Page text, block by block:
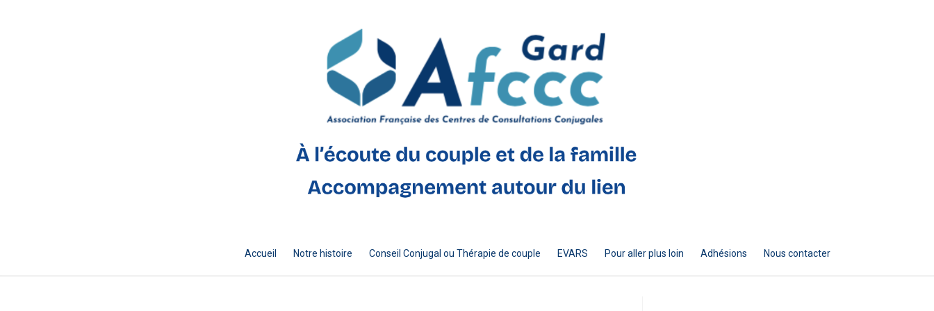
Accueil Notre histoire Conseil Conjugal ou Thérapie de couple EVARS Pour aller plus loin Adhésions Nous contacter